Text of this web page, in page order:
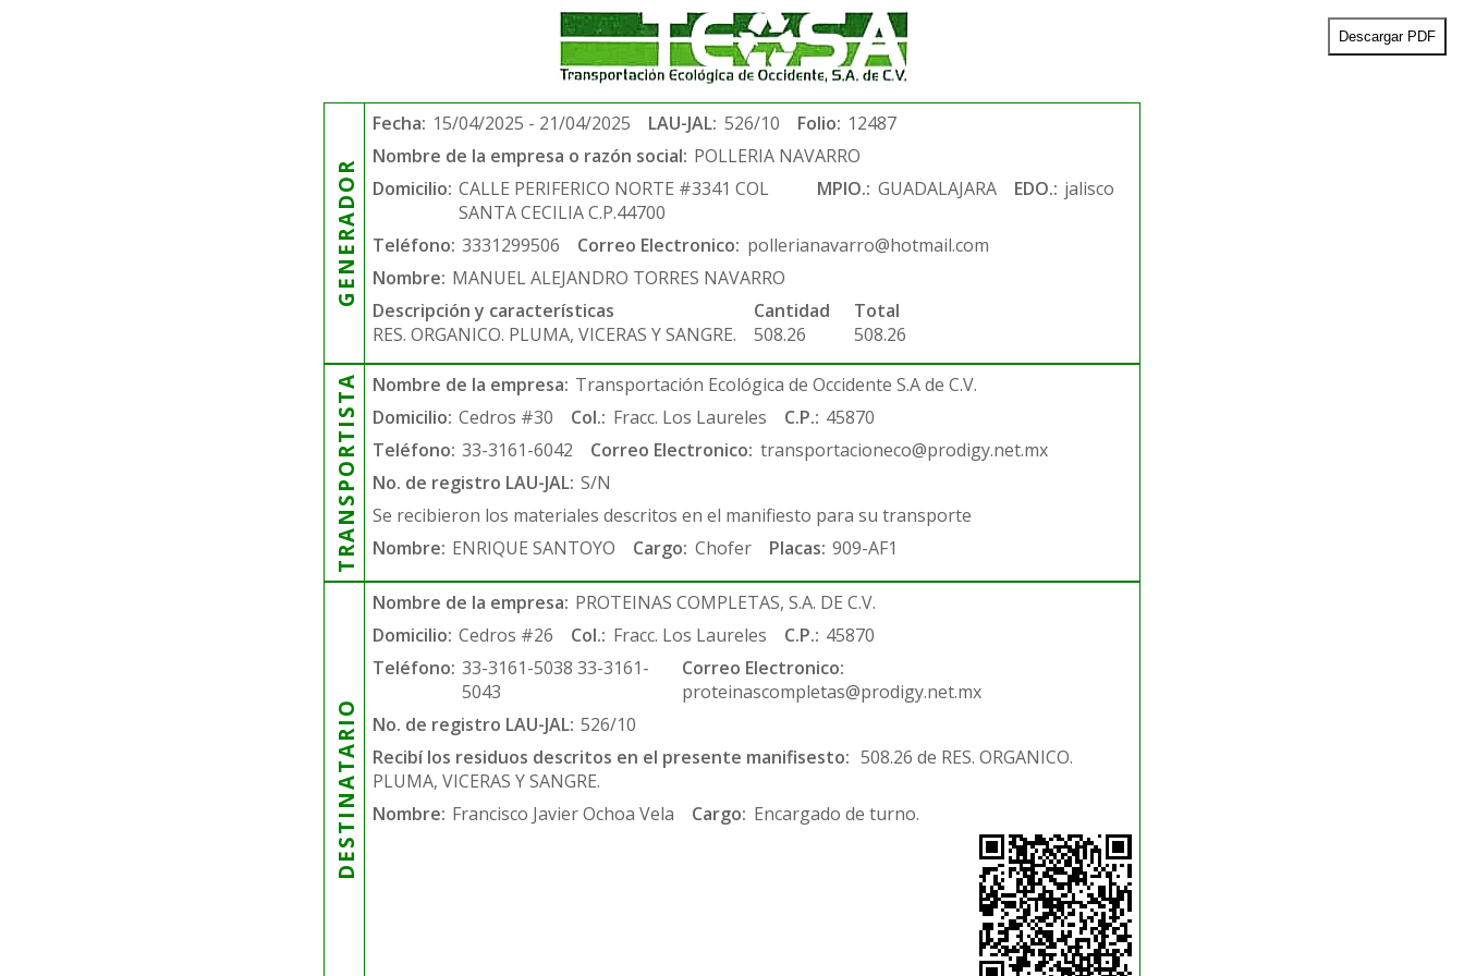
Descargar PDF
GENERADOR
Fecha: 15/04/2025 - 21/04/2025 LAU-JAL: 526/10 Folio: 12487
Nombre de la empresa o razón social: POLLERIA NAVARRO
Domicilio: CALLE PERIFERICO NORTE #3341 COL
SANTA CECILIA C.P.44700
MPIO.: GUADALAJARA EDO.: jalisco
Teléfono: 3331299506 Correo Electronico: pollerianavarro@hotmail.com
Nombre: MANUEL ALEJANDRO TORRES NAVARRO
Descripción y características
RES. ORGANICO. PLUMA, VICERAS Y SANGRE.
Cantidad
508.26
Total
508.26
TRANSPORTISTA Nombre de la empresa: Transportación Ecológica de Occidente S.A de C.V.
Domicilio: Cedros #30 Col.: Fracc. Los Laureles C.P.: 45870
Teléfono: 33-3161-6042 Correo Electronico: transportacioneco@prodigy.net.mx
No. de registro LAU-JAL: S/N
Se recibieron los materiales descritos en el manifiesto para su transporte
Nombre: ENRIQUE SANTOYO Cargo: Chofer Placas: 909-AF1
DESTINATARIO
Nombre de la empresa: PROTEINAS COMPLETAS, S.A. DE C.V.
Domicilio: Cedros #26 Col.: Fracc. Los Laureles C.P.: 45870
Teléfono: 33-3161-5038 33-3161-
5043
Correo Electronico:
proteinascompletas@prodigy.net.mx
No. de registro LAU-JAL: 526/10
Recibí los residuos descritos en el presente manifisesto: 508.26 de RES. ORGANICO.
PLUMA, VICERAS Y SANGRE.
Nombre: Francisco Javier Ochoa Vela Cargo: Encargado de turno.